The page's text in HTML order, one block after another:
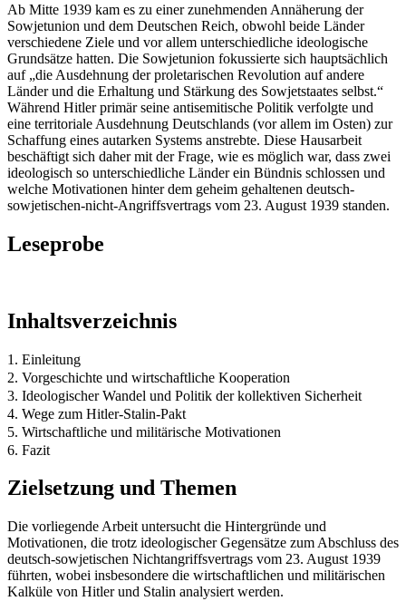
Ab Mitte 1939 kam es zu einer zunehmenden Annäherung der
Sowjetunion und dem Deutschen Reich, obwohl beide Länder
verschiedene Ziele und vor allem unterschiedliche ideologische
Grundsätze hatten. Die Sowjetunion fokussierte sich hauptsächlich
auf „die Ausdehnung der proletarischen Revolution auf andere
Länder und die Erhaltung und Stärkung des Sowjetstaates selbst.“
Während Hitler primär seine antisemitische Politik verfolgte und
eine territoriale Ausdehnung Deutschlands (vor allem im Osten) zur
Schaffung eines autarken Systems anstrebte. Diese Hausarbeit
beschäftigt sich daher mit der Frage, wie es möglich war, dass zwei
ideologisch so unterschiedliche Länder ein Bündnis schlossen und
welche Motivationen hinter dem geheim gehaltenen deutsch-
sowjetischen-nicht-Angriffsvertrags vom 23. August 1939 standen.
Leseprobe
Inhaltsverzeichnis
1. Einleitung
2. Vorgeschichte und wirtschaftliche Kooperation
3. Ideologischer Wandel und Politik der kollektiven Sicherheit
4. Wege zum Hitler-Stalin-Pakt
5. Wirtschaftliche und militärische Motivationen
6. Fazit
Zielsetzung und Themen
Die vorliegende Arbeit untersucht die Hintergründe und
Motivationen, die trotz ideologischer Gegensätze zum Abschluss des
deutsch-sowjetischen Nichtangriffsvertrags vom 23. August 1939
führten, wobei insbesondere die wirtschaftlichen und militärischen
Kalküle von Hitler und Stalin analysiert werden.